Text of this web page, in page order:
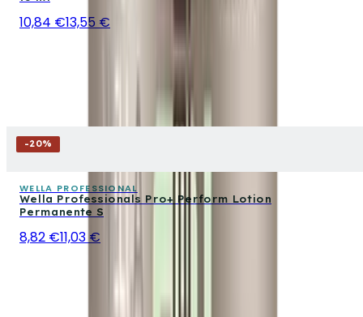
10,84 €13,55 €
-20%
WELLA PROFESSIONAL
Wella Professionals Pro+ Perform Lotion
Permanente S
8,82 €11,03 €